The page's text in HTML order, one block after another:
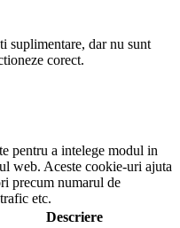
suplimentare, dar nu sunt
corect.
pentru a intelege modul in
web. Aceste cookie-uri ajuta
precum numarul de
etc.
Descriere